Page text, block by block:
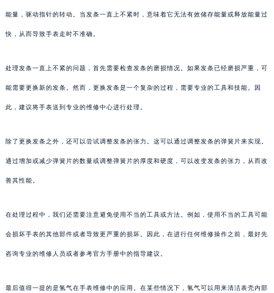
能量，驱动指针的转动。当发条一直上不紧时，意味着它无法有效储存能量或释放能量过
快，从而导致手表走时不准确。
处理发条一直上不紧的问题，首先需要检查发条的磨损情况。如果发条已经磨损严重，可
能需要更换新的发条。然而，更换发条是一个复杂的过程，需要专业的工具和技能。因
此，建议将手表送到专业的维修中心进行处理。
除了更换发条之外，还可以尝试调整发条的张力。这可以通过调整发条的弹簧片来实现。
通过增加或减少弹簧片的数量或调整弹簧片的厚度和硬度，可以改变发条的张力，从而改
善其性能。
在处理过程中，我们还需要注意避免使用不当的工具或方法。例如，使用不当的工具可能
会损坏手表的其他部件或者导致更严重的损坏。因此，在进行任何维修操作之前，最好先
咨询专业的维修人员或者参考官方手册中的指导建议。
最后值得一提的是氢气在手表维修中的应用。在某些情况下，氢气可以用来清洁表壳内部